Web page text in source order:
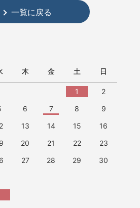
一覧に戻る
木 金 土 日
1
2
6 7 8
9
13 14 15
16
20 21 22
23
27 28 29
30